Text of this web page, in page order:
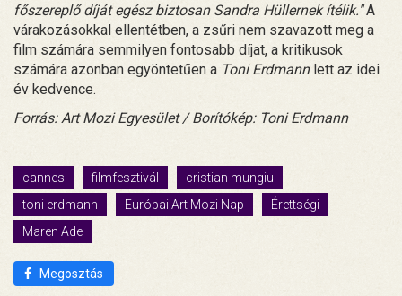
főszereplő díját egész biztosan Sandra Hüllernek ítélik."A
várakozásokkal ellentétben, a zsűri nem szavazott meg a
film számára semmilyen fontosabb díjat, a kritikusok
számára azonban egyöntetűen a Toni Erdmannlett az idei
év kedvence.
Forrás: Art Mozi Egyesület / Borítókép: Toni Erdmann
cannes filmfesztivál
cristian mungiu
toni erdmann
Európai Art Mozi Nap
Érettségi
Maren Ade
Megosztás